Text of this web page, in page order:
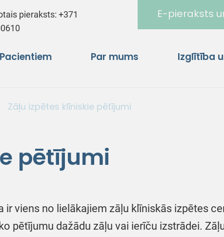
pieraksts:+371
E-pieraksts
Pacientiem Par mums Izglītība
Zāļu izpētes klīniskie pētījumi
pētījumi
viens no lielākajiem zāļu klīniskās izpētes
pētījumu dažādu zāļu vai ierīču izstrādei.